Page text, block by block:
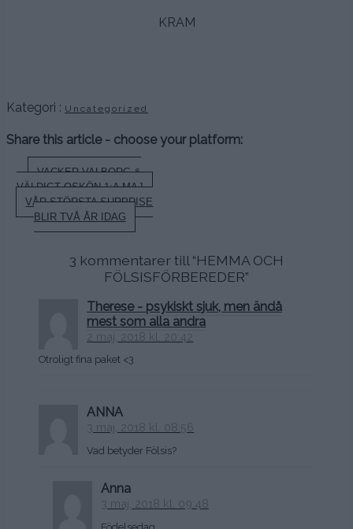
KRAM
Kategori : Uncategorized
Share this article - choose your platform:
Inläggsnavigering
VACKER VALBORG &
VÄLDIGT OSKÖN 1:A MAJ
VÅR STÖRSTA SURPRISE
BLIR TVÅ ÅR IDAG
3 kommentarer till “HEMMA OCH
FÖLSISFÖRBEREDER”
Therese - psykiskt sjuk, men ändå
mest som alla andra
2 maj, 2018 kl. 20:42
Otroligt fina paket <3
ANNA
3 maj, 2018 kl. 08:56
Vad betyder Fölsis?
Anna
3 maj, 2018 kl. 09:48